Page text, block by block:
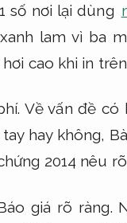
số nơi lại dùng
lam vì ba
cao khi in trên
Về vấn đề có
hay không,
2014 nêu
giá rõ ràng.